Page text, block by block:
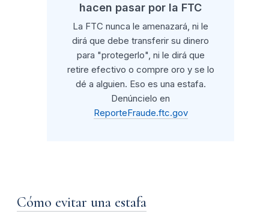
hacen pasar por la FTC
La FTC nunca le amenazará, ni le
dirá que debe transferir su dinero
para "protegerlo", ni le dirá que
retire efectivo o compre oro y se lo
dé a alguien. Eso es una estafa.
Denúncielo en
ReporteFraude.ftc.gov
Cómo evitar una estafa